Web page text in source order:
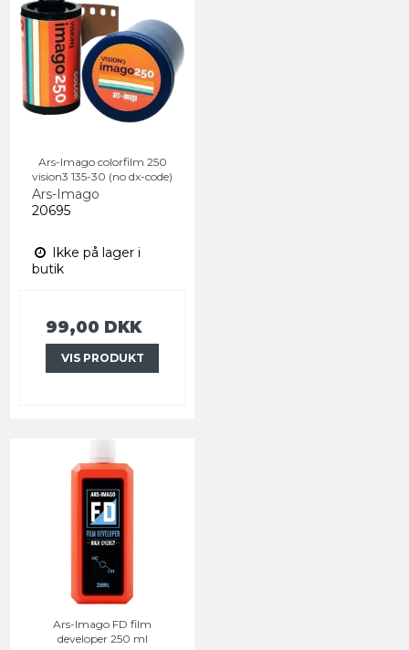
Ars-Imago colorfilm 250
vision3 135-30 (no dx-code)
Ars-Imago
20695
Ikke på lager i
butik
99,00 DKK
VIS PRODUKT
Ars-Imago FD film
developer 250 ml